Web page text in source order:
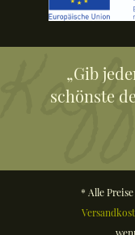
„Gib
schönste
* Alle